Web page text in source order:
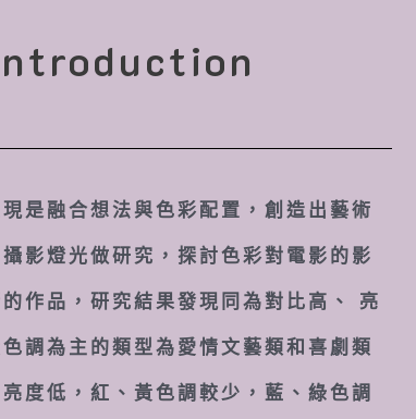
是融合想法與色彩配置，創造出藝術
影燈光做研究，探討色彩對電影的影
作品，研究結果發現同為對比高、 亮
調為主的類型為愛情文藝類和喜劇類
度低，紅、黃色調較少，藍、綠色調